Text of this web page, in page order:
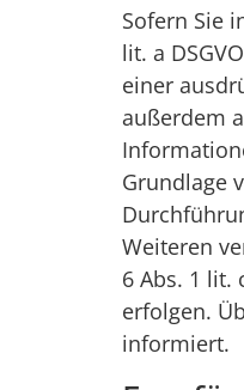
Sofern Sie
lit. a
einer
außerdem
Grundlage
Weiteren
6 Abs. 1 lit.
erfolgen.
informiert.